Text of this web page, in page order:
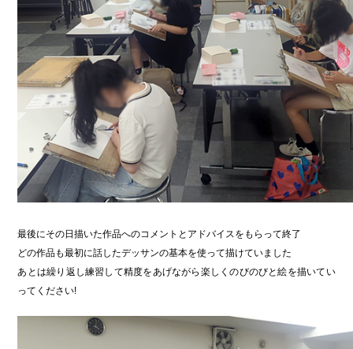
最後にその日描いた作品へのコメントとアドバイスをもらって終了
どの作品も最初に話したデッサンの基本を使って描けていました
あとは繰り返し練習して精度をあげながら楽しくのびのびと絵を描いてい
ってください!